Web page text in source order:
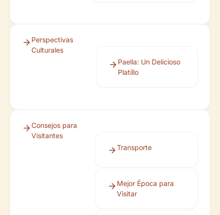
Perspectivas
Culturales
Paella: Un Delicioso
Platillo
Consejos para
Visitantes
Transporte
Mejor Época para
Visitar